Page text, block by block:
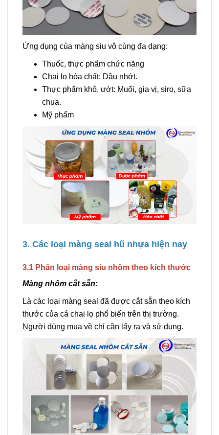
Ứng dụng của màng siu vô cùng đa dạng:
Thuốc, thực phẩm chức năng
Chai lọ hóa chất: Dầu nhớt.
Thực phẩm khô, ướt: Muối, gia vị, siro, sữa
chua.
Mỹ phẩm
3. Các loại màng seal hũ nhựa hiện nay
3.1 Phân loại màng siu nhôm theo kích thước
Màng nhôm cắt sẵn:
Là các loại màng seal đã được cắt sẵn theo kích
thước của cá chai lọ phổ biến trên thị trường.
Người dùng mua về chỉ cần lấy ra và sử dụng.